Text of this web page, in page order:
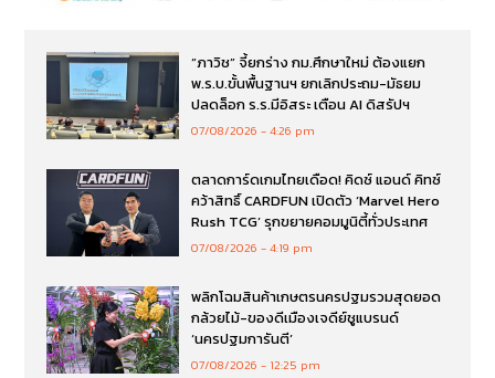
“ภาวิช” จี้ยกร่าง กม.ศึกษาใหม่ ต้องแยก
พ.ร.บ.ขั้นพื้นฐานฯ ยกเลิกประถม-มัธยม
ปลดล็อก ร.ร.มีอิสระ เตือน AI ดิสรัปฯ
07/08/2026 4:26 pm
ตลาดการ์ดเกมไทยเดือด! คิดซ์ แอนด์ คิทซ์
คว้าสิทธิ์ CARDFUN เปิดตัว ‘Marvel Hero
Rush TCG’ รุกขยายคอมมูนิตี้ทั่วประเทศ
07/08/2026 4:19 pm
พลิกโฉมสินค้าเกษตรนครปฐมรวมสุดยอด
กล้วยไม้-ของดีเมืองเจดีย์ชูแบรนด์
‘นครปฐมการันตี’
07/08/2026 12:25 pm